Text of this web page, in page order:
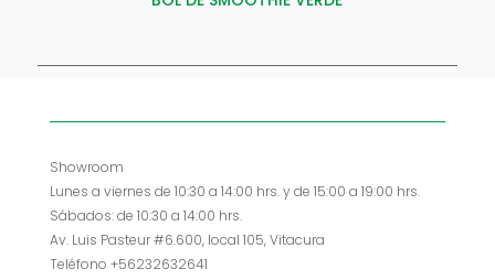
Showroom
Lunes a viernes de 10:30 a 14:00 hrs. y de 15:00 a 19:00 hrs.
Sábados: de 10:30 a 14:00 hrs.
Av. Luis Pasteur #6.600, local 105, Vitacura
Teléfono +56232632641